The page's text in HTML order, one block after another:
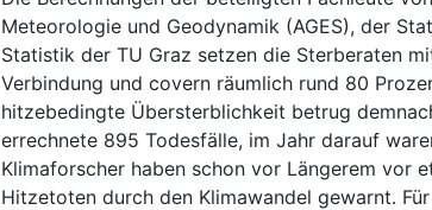
Meteorologie und Geodynamik (AGES), der
Statistik der TU Graz setzen die Sterberaten
Verbindung und covern räumlich rund 80
hitzebedingte Übersterblichkeit betrug
errechnete 895 Todesfälle, im Jahr darauf
Klimaforscher haben schon vor Längerem vor
Hitzetoten durch den Klimawandel gewarnt.